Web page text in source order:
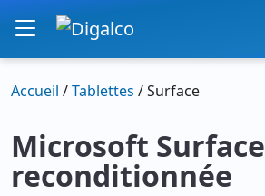
Navigation principale
Accueil /Tablettes / Surface
Microsoft Surface
reconditionnée